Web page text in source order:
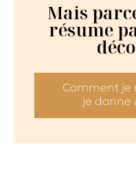
Mais
résume
Comment je
je donne